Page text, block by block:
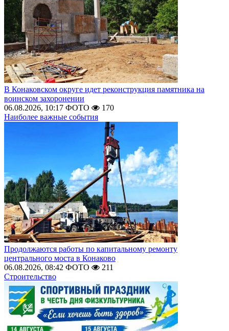
В Конаковском округе идет реконструкция памятника на
воинском захоронении
06.08.2026, 10:17 ФОТО
170
Наиболее важные события
Продолжаются работы по капитальному ремонту
центрального моста в Конаково
06.08.2026, 08:42 ФОТО
211
Строительство